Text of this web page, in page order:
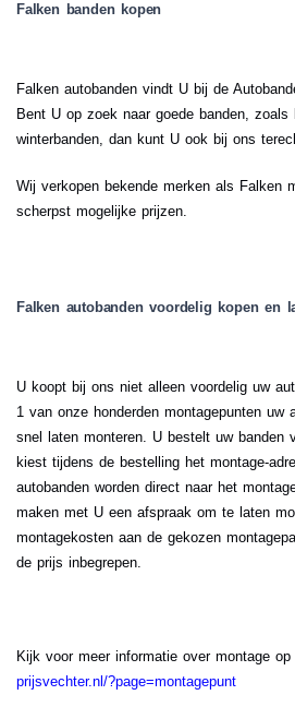
Falken banden kopen
Falken autobanden vindt U bij de
Bent U op zoek naar goede banden, zoals
winterbanden, dan kunt U ook bij ons
Wij verkopen bekende merken als Falken
scherpst mogelijke prijzen.
Falken autobanden voordelig kopen en
U koopt bij ons niet alleen voordelig uw
1 van onze honderden montagepunten uw
snel laten monteren. U bestelt uw banden
kiest tijdens de bestelling het montage-
autobanden worden direct naar het
maken met U een afspraak om te laten
montagekosten aan de gekozen
de prijs inbegrepen.
Kijk voor meer informatie over montage op
prijsvechter.nl/?page=montagepunt